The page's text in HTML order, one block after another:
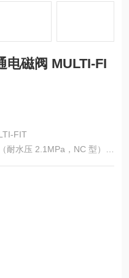
电磁阀 MULTI-FI
FIT
水压 2.1MPa，NC 型）；
电压。
应（通电 / 断电≤50ms），